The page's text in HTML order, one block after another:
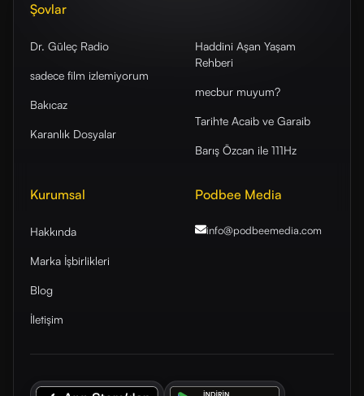
Şovlar
Dr. Güleç Radio
sadece film izlemiyorum
Bakıcaz
Karanlık Dosyalar
Haddini Aşan Yaşam
Rehberi
mecbur muyum?
Tarihte Acaib ve Garaib
Barış Özcan ile 111Hz
Kurumsal
Hakkında
Marka İşbirlikleri
Blog
İletişim
Podbee Media
info@podbeemedia.com